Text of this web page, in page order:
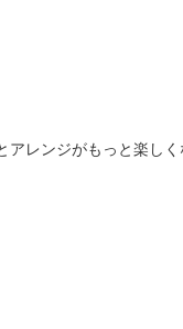
アレンジがもっと楽し